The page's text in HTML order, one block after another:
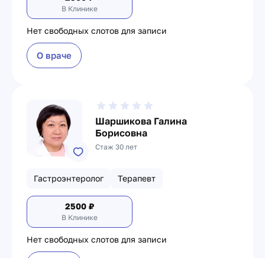
В Клинике
Нет свободных слотов для записи
О враче
Шаршикова Галина
Борисовна
Стаж 30 лет
Гастроэнтеролог Терапевт
2500 ₽
В Клинике
Нет свободных слотов для записи